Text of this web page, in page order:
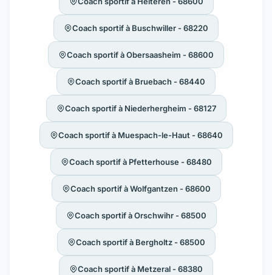
Coach sportif à Buschwiller - 68220
Coach sportif à Obersaasheim - 68600
Coach sportif à Bruebach - 68440
Coach sportif à Niederhergheim - 68127
Coach sportif à Muespach-le-Haut - 68640
Coach sportif à Pfetterhouse - 68480
Coach sportif à Wolfgantzen - 68600
Coach sportif à Orschwihr - 68500
Coach sportif à Bergholtz - 68500
Coach sportif à Metzeral - 68380